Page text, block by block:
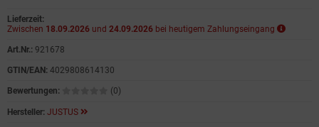
Lieferzeit:
Zwischen 18.09.2026 und 24.09.2026 bei heutigem Zahlungseingang
Art.Nr.: 921678
GTIN/EAN: 4029808614130
Bewertungen: (0)
Hersteller: JUSTUS